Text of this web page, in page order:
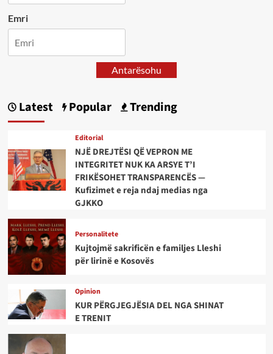
Emri
Antarësohu
Latest Popular Trending
Editorial
NJË DREJTËSI QË VEPRON ME
INTEGRITET NUK KA ARSYE T’I
FRIKËSOHET TRANSPARENCËS —
Kufizimet e reja ndaj medias nga
GJKKO
Personalitete
Kujtojmë sakrificën e familjes Lleshi
për lirinë e Kosovës
Opinion
KUR PËRGJEGJËSIA DEL NGA SHINAT
E TRENIT